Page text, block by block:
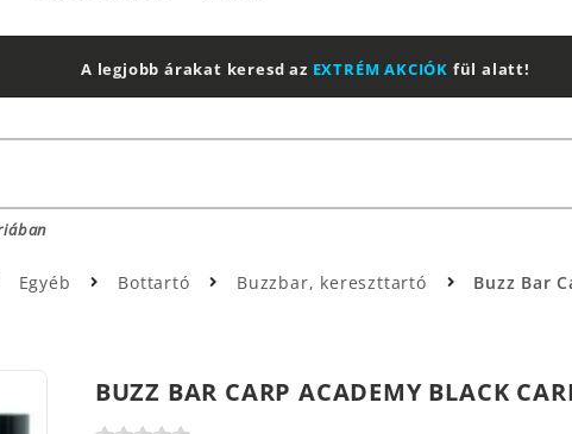
A legjobb árakat keresd az EXTRÉM AKCIÓK fül alatt!
Egyéb Bottartó Buzzbar, kereszttartó Buzz Bar
BUZZ BAR CARP ACADEMY BLACK